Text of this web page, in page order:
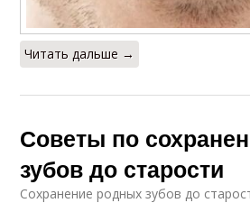
Читать дальше →
Советы по
зубов до старости
Сохранение родных зубов до